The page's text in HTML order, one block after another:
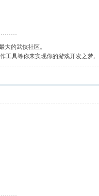
大的武侠社区。
工具等你来实现你的游戏开发之梦。